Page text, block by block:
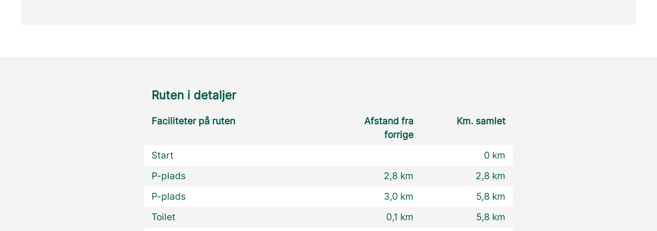
Ruten i detaljer
Faciliteter på ruten
Afstand fra
forrige
Km. samlet
Start
0 km
P-plads
2,8 km
2,8 km
P-plads
3,0 km
5,8 km
Toilet
0,1 km
5,8 km